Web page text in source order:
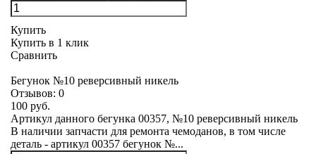
Купить
Купить в 1 клик
Сравнить
Бегунок №10 реверсивный никель
Отзывов: 0
100 руб.
Артикул данного бегунка 00357, №10 реверсивный никель
В наличии запчасти для ремонта чемоданов, в том числе
деталь - артикул 00357 бегунок №...